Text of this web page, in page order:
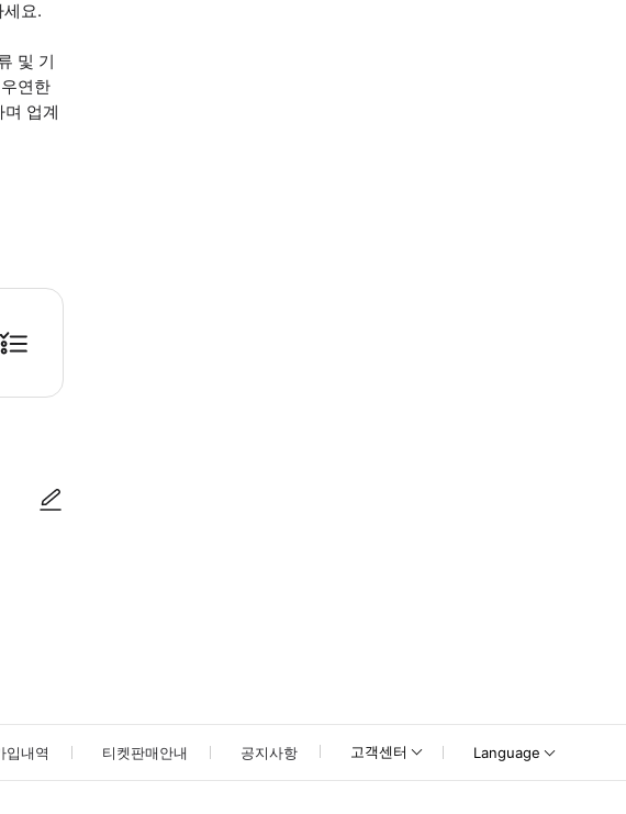
요.
및 기
연한
업계
킷 선크림 모자 * 소요시간 : 150분 (옵션에 따라 소요 시간이 다를 수 있으니, 예약 시 확인 부
입내역 티켓판매안내 공지사항 고객센터 Language